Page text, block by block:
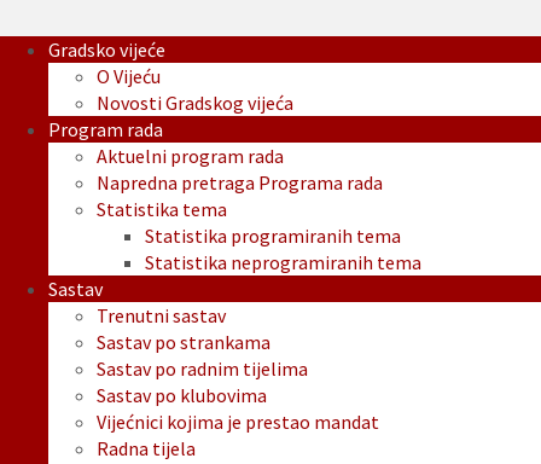
Gradsko vijeće
O Vijeću
Novosti Gradskog vijeća
Program rada
Aktuelni program rada
Napredna pretraga Programa rada
Statistika tema
Statistika programiranih tema
Statistika neprogramiranih tema
Sastav
Trenutni sastav
Sastav po strankama
Sastav po radnim tijelima
Sastav po klubovima
Vijećnici kojima je prestao mandat
Radna tijela